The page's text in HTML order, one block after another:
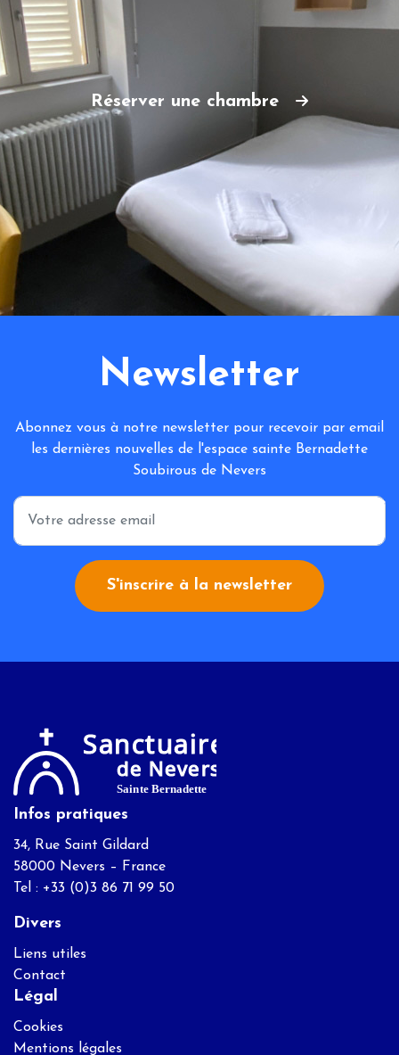
Réserver une chambre
Newsletter
Abonnez vous à notre newsletter pour recevoir par email
les dernières nouvelles de l'espace sainte Bernadette
Soubirous de Nevers
*
S'inscrire à la newsletter
Infos pratiques
34, Rue Saint Gildard
58000 Nevers – France
Tel : +33 (0)3 86 71 99 50
Divers
Liens utiles
Contact
Légal
Cookies
Mentions légales